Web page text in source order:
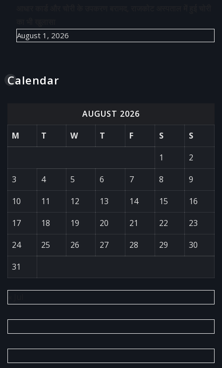
August 1, 2026
Calendar
AUGUST 2026
M
T W T F S
S
1
2
3
4 5 6 7 8
9
10
11 12 13 14 15
16
17
18 19 20 21 22
23
24
25 26 27 28 29
30
31